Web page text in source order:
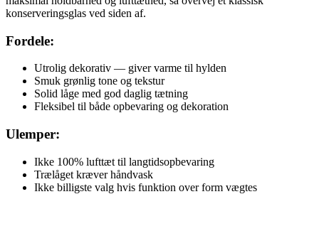
konserveringsglas ved siden af.
Fordele:
Utrolig dekorativ — giver varme til hylden
Smuk grønlig tone og tekstur
Solid låge med god daglig tætning
Fleksibel til både opbevaring og dekoration
Ulemper:
Ikke 100% lufttæt til langtidsopbevaring
Trælåget kræver håndvask
Ikke billigste valg hvis funktion over form vægtes